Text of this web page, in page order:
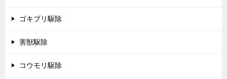
ゴキブリ駆除
害獣駆除
コウモリ駆除